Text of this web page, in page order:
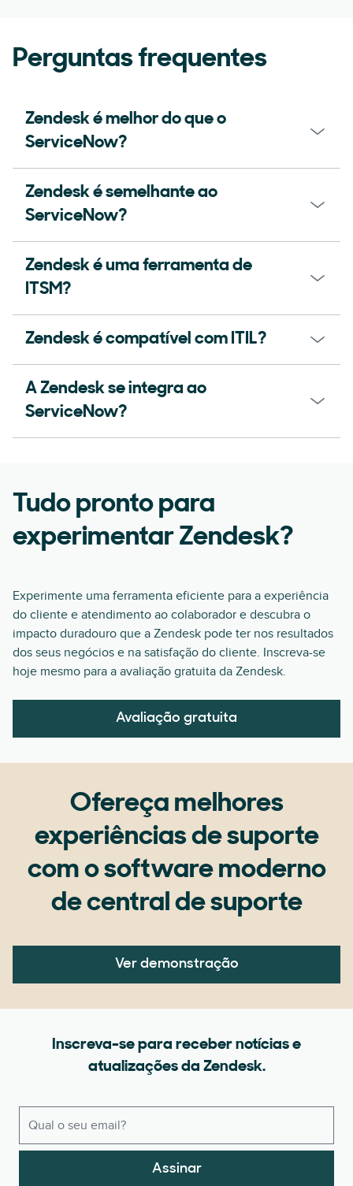
Perguntas frequentes
Zendesk é melhor do que o
ServiceNow?
Zendesk é semelhante ao
ServiceNow?
Zendesk é uma ferramenta de
ITSM?
Zendesk é compatível com ITIL?
A Zendesk se integra ao
ServiceNow?
Tudo pronto para
experimentar Zendesk?
Experimente uma ferramenta eficiente para a experiência
do cliente e atendimento ao colaborador e descubra o
impacto duradouro que a Zendesk pode ter nos resultados
dos seus negócios e na satisfação do cliente. Inscreva-se
hoje mesmo para a avaliação gratuita da Zendesk.
Avaliação gratuita
Ofereça melhores
experiências de suporte
com o software moderno
de central de suporte
Ver demonstração
Inscreva-se para receber notícias e
atualizações da Zendesk.
Assinar